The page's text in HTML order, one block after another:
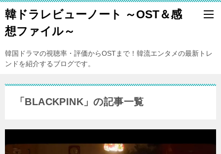
韓ドラレビューノート ～OST＆感
想ファイル～
韓国ドラマの視聴率・評価からOSTまで！韓流エンタメの最新トレ
ンドを紹介するブログです。
「BLACKPINK」の記事一覧